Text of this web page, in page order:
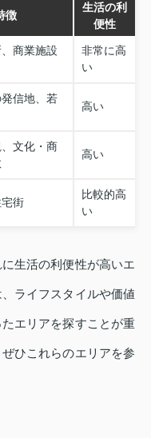
徴
生活の利
便性
商業施設
非常に高
い
発信地、若
高い
文化・商
高い
街
比較的高
い
生活の利便性が高いエ
ライフスタイルや価値
エリアを探すことが重
ひこれらのエリアを参